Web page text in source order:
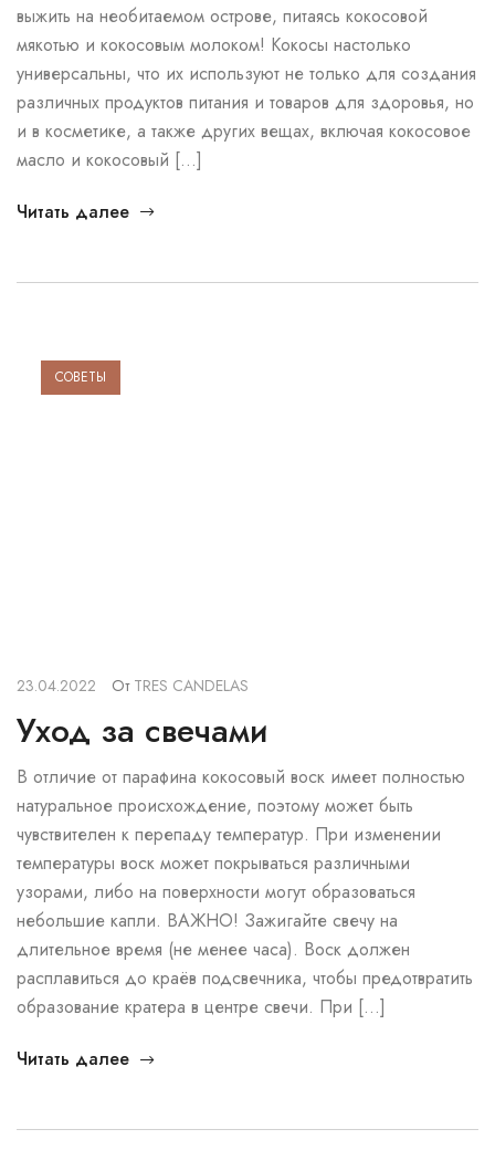
выжить на необитаемом острове, питаясь кокосовой
мякотью и кокосовым молоком! Кокосы настолько
универсальны, что их используют не только для создания
различных продуктов питания и товаров для здоровья, но
и в косметике, а также других вещах, включая кокосовое
масло и кокосовый […]
Читать далее
СОВЕТЫ
23.04.2022 От TRES CANDELAS
Уход за свечами
В отличие от парафина кокосовый воск имеет полностью
натуральное происхождение, поэтому может быть
чувствителен к перепаду температур. При изменении
температуры воск может покрываться различными
узорами, либо на поверхности могут образоваться
небольшие капли. ВАЖНО! Зажигайте свечу на
длительное время (не менее часа). Воск должен
расплавиться до краёв подсвечника, чтобы предотвратить
образование кратера в центре свечи. При […]
Читать далее